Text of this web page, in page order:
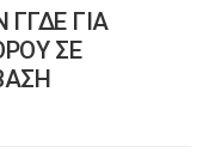
ΓΓΔΕ ΓΙΑ
ΣΕ